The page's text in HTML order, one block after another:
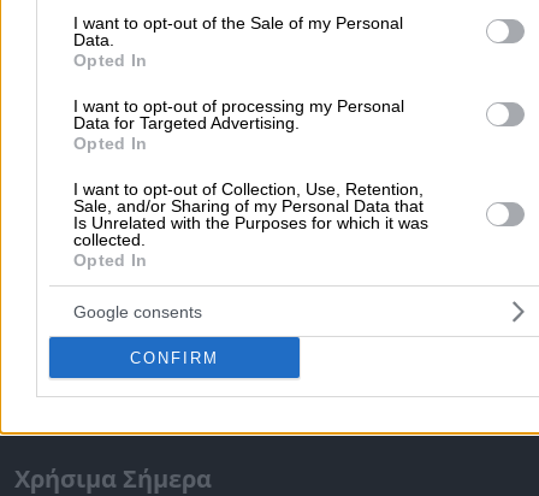
I want to opt-out of the Sale of my Personal
Data.
Opted In
I want to opt-out of processing my Personal
Data for Targeted Advertising.
Opted In
I want to opt-out of Collection, Use, Retention,
Sale, and/or Sharing of my Personal Data that
Is Unrelated with the Purposes for which it was
collected.
Opted In
Google consents
CONFIRM
Δημοφιλείς Αναζητήσεις
Ψυχολόγοι Παιδικοί Σταθμοί Οδοντίατροι
Συνεργεία Αυτοκινήτων
Υδραυλικοί - Υδραυλικές Εγκαταστάσεις
περισσότερα >>
Τοπική Αναζήτηση
Θεσσαλονίκη
Καβάλα Τρίπολη
Πειραιάς Κέρκυρα Χανιά Καλαμάτα
Χρήσιμα Σήμερα